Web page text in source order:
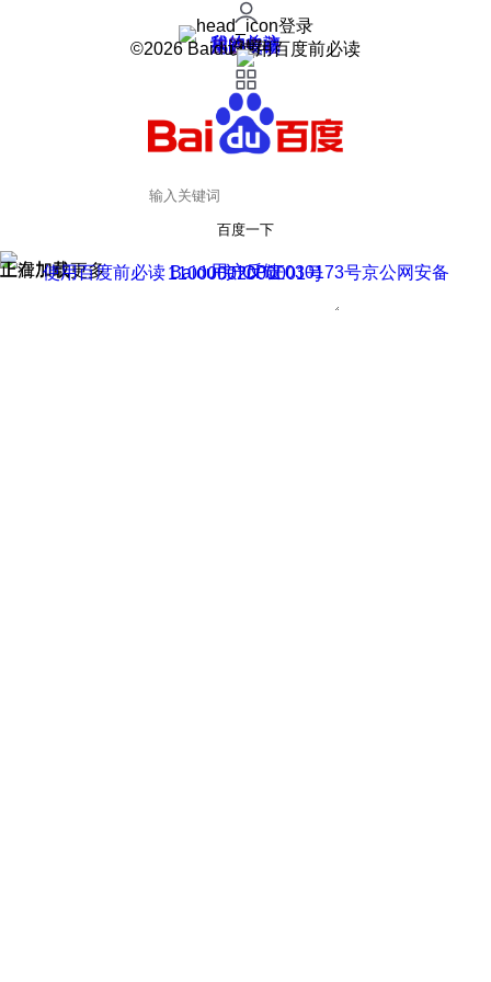
登录
我的关注
我的收藏
皮肤中心
用户反馈
设置
©2026 Baidu 使用百度前必读
百度一下
正在加载
上滑加载更多 用户反馈
使用百度前必读 Baidu 京ICP证030173号
京公网安备11000002000001号